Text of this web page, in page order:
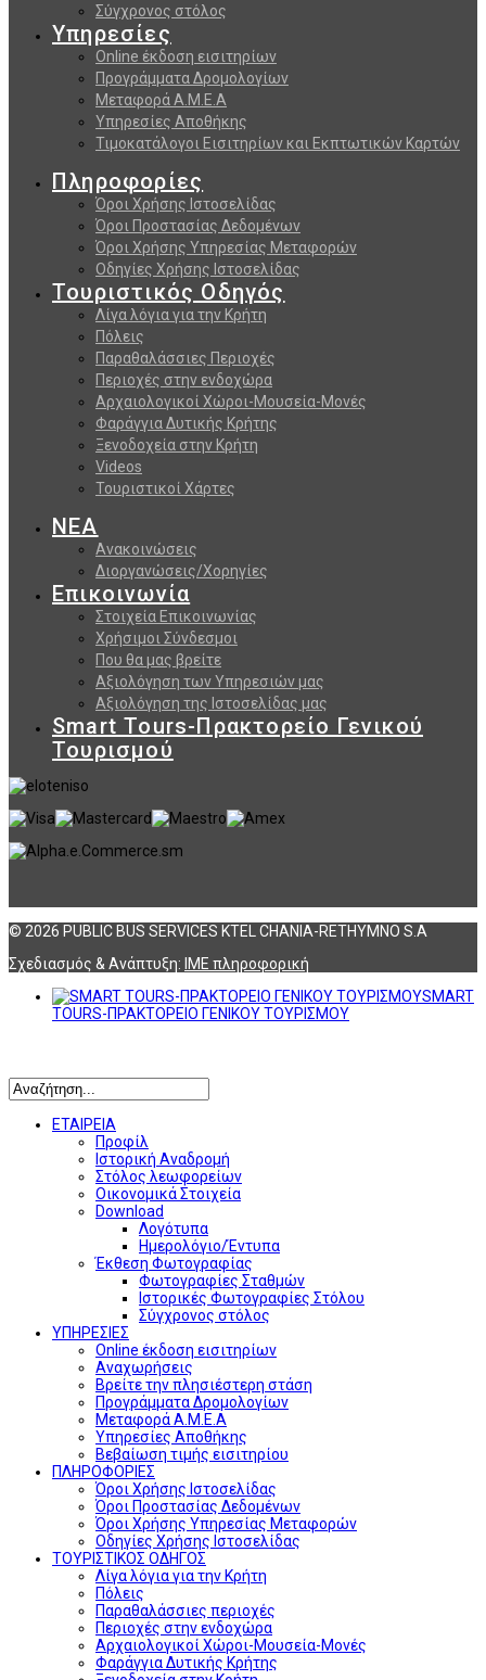
Σύγχρονος στόλος
Υπηρεσίες
Online έκδοση εισιτηρίων
Προγράμματα Δρομολογίων
Μεταφορά Α.Μ.Ε.Α
Υπηρεσίες Αποθήκης
Τιμοκατάλογοι Εισιτηρίων και Εκπτωτικών Καρτών
Πληροφορίες
Όροι Χρήσης Ιστοσελίδας
Όροι Προστασίας Δεδομένων
Όροι Χρήσης Υπηρεσίας Μεταφορών
Οδηγίες Χρήσης Ιστοσελίδας
Τουριστικός Οδηγός
Λίγα λόγια για την Κρήτη
Πόλεις
Παραθαλάσσιες Περιοχές
Περιοχές στην ενδοχώρα
Αρχαιολογικοί Χώροι-Μουσεία-Μονές
Φαράγγια Δυτικής Κρήτης
Ξενοδοχεία στην Κρήτη
Videos
Τουριστικοί Χάρτες
ΝΕΑ
Ανακοινώσεις
Διοργανώσεις/Χορηγίες
Επικοινωνία
Στοιχεία Επικοινωνίας
Χρήσιμοι Σύνδεσμοι
Που θα μας βρείτε
Αξιολόγηση των Υπηρεσιών μας
Αξιολόγηση της Ιστοσελίδας μας
Smart Tours-Πρακτορείο Γενικού
Τουρισμού
© 2026 PUBLIC BUS SERVICES KTEL CHANIA-RETHYMNO S.A
Σχεδιασμός & Ανάπτυξη: ΙΜΕ πληροφορική
SMART
TOURS-ΠΡΑΚΤΟΡΕΙΟ ΓΕΝΙΚΟΥ ΤΟΥΡΙΣΜΟΥ
ΕΤΑΙΡΕΙΑ
Προφίλ
Ιστορική Αναδρομή
Στόλος λεωφορείων
Οικονομικά Στοιχεία
Download
Λογότυπα
Ημερολόγιο/Έντυπα
Έκθεση Φωτογραφίας
Φωτογραφίες Σταθμών
Ιστορικές Φωτογραφίες Στόλου
Σύγχρονος στόλος
ΥΠΗΡΕΣΙΕΣ
Online έκδοση εισιτηρίων
Αναχωρήσεις
Βρείτε την πλησιέστερη στάση
Προγράμματα Δρομολογίων
Μεταφορά Α.Μ.Ε.Α
Υπηρεσίες Αποθήκης
Βεβαίωση τιμής εισιτηρίου
ΠΛΗΡΟΦΟΡΙΕΣ
Όροι Χρήσης Ιστοσελίδας
Όροι Προστασίας Δεδομένων
Όροι Χρήσης Υπηρεσίας Μεταφορών
Οδηγίες Χρήσης Ιστοσελίδας
ΤΟΥΡΙΣΤΙΚΟΣ ΟΔΗΓΟΣ
Λίγα λόγια για την Κρήτη
Πόλεις
Παραθαλάσσιες περιοχές
Περιοχές στην ενδοχώρα
Αρχαιολογικοί Χώροι-Μουσεία-Μονές
Φαράγγια Δυτικής Κρήτης